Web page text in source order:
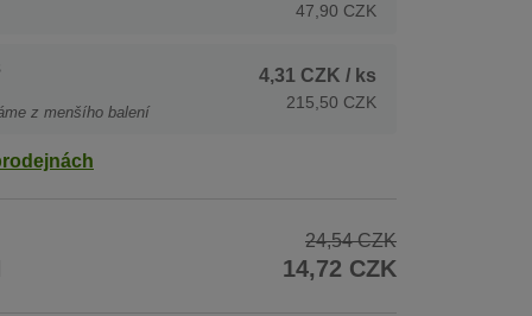
47,90 CZK
z menšího balení
4,31 CZK / ks
215,50 CZK
24,54 CZK
14,72 CZK